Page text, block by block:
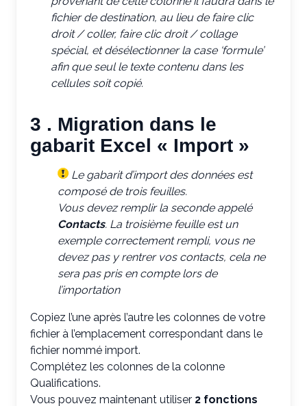
fichier de destination, au lieu de faire clic
droit / coller, faire clic droit / collage
spécial, et désélectionner la case ‘formule’
afin que seul le texte contenu dans les
cellules soit copié.
3 . Migration dans le
gabarit Excel « Import »
Le gabarit d’import des données est
composé de trois feuilles.
Vous devez remplir la seconde appelé
Contacts. La troisième feuille est un
exemple correctement rempli, vous ne
devez pas y rentrer vos contacts, cela ne
sera pas pris en compte lors de
l’importation
Copiez l’une après l’autre les colonnes de votre
fichier à l’emplacement correspondant dans le
fichier nommé import.
Complétez les colonnes de la colonne
Qualifications.
Vous pouvez maintenant utiliser 2 fonctions